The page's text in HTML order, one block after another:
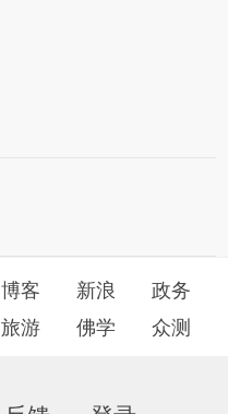
博客 新浪
政务
旅游 佛学 众测